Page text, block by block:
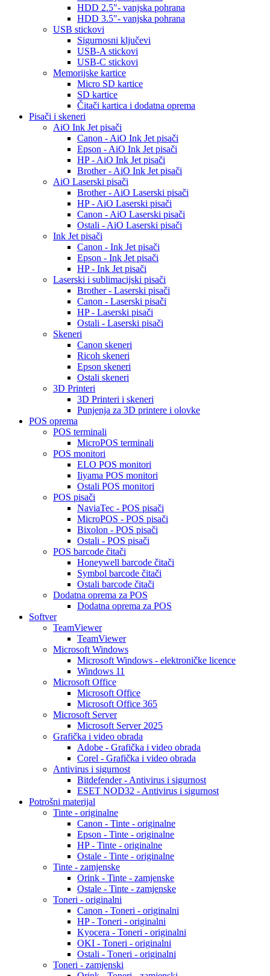
HDD 2.5"- vanjska pohrana
HDD 3.5"- vanjska pohrana
USB stickovi
Sigurnosni ključevi
USB-A stickovi
USB-C stickovi
Memorijske kartice
Micro SD kartice
SD kartice
Čitači kartica i dodatna oprema
Pisači i skeneri
AiO Ink Jet pisači
Canon - AiO Ink Jet pisači
Epson - AiO Ink Jet pisači
HP - AiO Ink Jet pisači
Brother - AiO Ink Jet pisači
AiO Laserski pisači
Brother - AiO Laserski pisači
HP - AiO Laserski pisači
Canon - AiO Laserski pisači
Ostali - AiO Laserski pisači
Ink Jet pisači
Canon - Ink Jet pisači
Epson - Ink Jet pisači
HP - Ink Jet pisači
Laserski i sublimacijski pisači
Brother - Laserski pisači
Canon - Laserski pisači
HP - Laserski pisači
Ostali - Laserski pisači
Skeneri
Canon skeneri
Ricoh skeneri
Epson skeneri
Ostali skeneri
3D Printeri
3D Printeri i skeneri
Punjenja za 3D printere i olovke
POS oprema
POS terminali
MicroPOS terminali
POS monitori
ELO POS monitori
Iiyama POS monitori
Ostali POS monitori
POS pisači
NaviaTec - POS pisači
MicroPOS - POS pisači
Bixolon - POS pisači
Ostali - POS pisači
POS barcode čitači
Honeywell barcode čitači
Symbol barcode čitači
Ostali barcode čitači
Dodatna oprema za POS
Dodatna oprema za POS
Softver
TeamViewer
TeamViewer
Microsoft Windows
Microsoft Windows - elektroničke licence
Windows 11
Microsoft Office
Microsoft Office
Microsoft Office 365
Microsoft Server
Microsoft Server 2025
Grafička i video obrada
Adobe - Grafička i video obrada
Corel - Grafička i video obrada
Antivirus i sigurnost
Bitdefender - Antivirus i sigurnost
ESET NOD32 - Antivirus i sigurnost
Potrošni materijal
Tinte - originalne
Canon - Tinte - originalne
Epson - Tinte - originalne
HP - Tinte - originalne
Ostale - Tinte - originalne
Tinte - zamjenske
Orink - Tinte - zamjenske
Ostale - Tinte - zamjenske
Toneri - originalni
Canon - Toneri - originalni
HP - Toneri - originalni
Kyocera - Toneri - originalni
OKI - Toneri - originalni
Ostali - Toneri - originalni
Toneri - zamjenski